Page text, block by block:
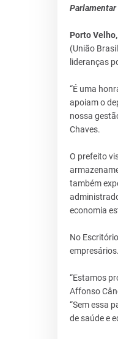
Porto Velho,
(União
lideranças
“É uma
apoiam o
nossa
Chaves.
O prefeito
também
economia
No
“Estamos
Affonso
“Sem essa
de saúde e